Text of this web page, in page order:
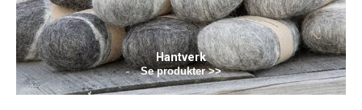
Hantverk
Se produkter >>